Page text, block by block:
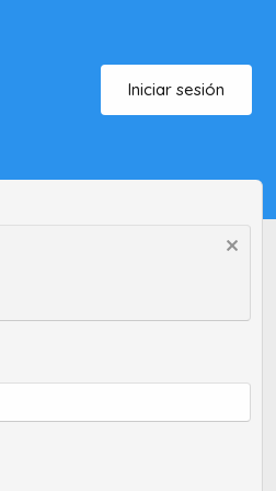
Iniciar sesión